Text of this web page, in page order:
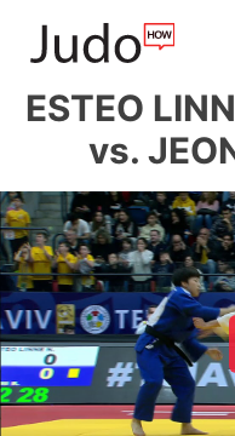
ESTEO
vs.